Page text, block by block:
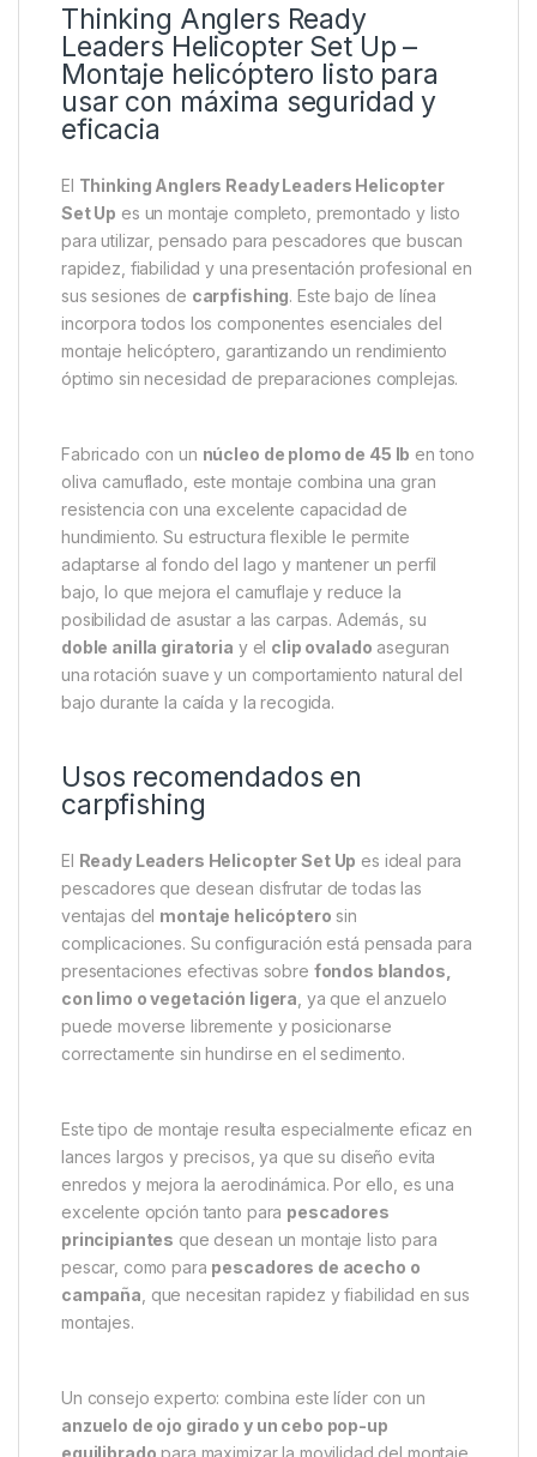
Thinking Anglers Ready
Leaders Helicopter Set Up –
Montaje helicóptero listo para
usar con máxima seguridad y
eficacia
El Thinking Anglers Ready Leaders Helicopter
Set Up es un montaje completo, premontado y listo
para utilizar, pensado para pescadores que buscan
rapidez, fiabilidad y una presentación profesional en
sus sesiones de carpfishing. Este bajo de línea
incorpora todos los componentes esenciales del
montaje helicóptero, garantizando un rendimiento
óptimo sin necesidad de preparaciones complejas.
Fabricado con un núcleo de plomo de 45 lb en tono
oliva camuflado, este montaje combina una gran
resistencia con una excelente capacidad de
hundimiento. Su estructura flexible le permite
adaptarse al fondo del lago y mantener un perfil
bajo, lo que mejora el camuflaje y reduce la
posibilidad de asustar a las carpas. Además, su
doble anilla giratoria y el clip ovalado aseguran
una rotación suave y un comportamiento natural del
bajo durante la caída y la recogida.
Usos recomendados en
carpfishing
El Ready Leaders Helicopter Set Up es ideal para
pescadores que desean disfrutar de todas las
ventajas del montaje helicóptero sin
complicaciones. Su configuración está pensada para
presentaciones efectivas sobre fondos blandos,
con limo o vegetación ligera , ya que el anzuelo
puede moverse libremente y posicionarse
correctamente sin hundirse en el sedimento.
Este tipo de montaje resulta especialmente eficaz en
lances largos y precisos, ya que su diseño evita
enredos y mejora la aerodinámica. Por ello, es una
excelente opción tanto para pescadores
principiantes que desean un montaje listo para
pescar, como para pescadores de acecho o
campaña , que necesitan rapidez y fiabilidad en sus
montajes.
Un consejo experto: combina este líder con un
anzuelo de ojo girado y un cebo pop-up
equilibrado para maximizar la movilidad del montaje